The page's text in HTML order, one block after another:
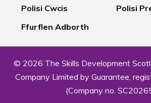
Polisi Cwcis
Polisi
Ffurflen Adborth
© 2026 The Skills Development
Company Limited by Guarantee,
(Company no.